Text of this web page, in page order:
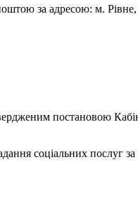
за адресою: м.
постановою
соціальних послуг